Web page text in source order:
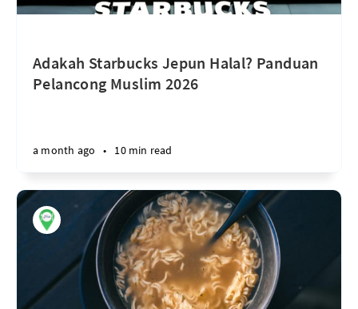
Adakah Starbucks Jepun Halal? Panduan
Pelancong Muslim 2026
a month ago • 10 min read